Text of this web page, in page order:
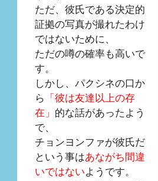
ただ、彼氏である決定的
証拠の写真が撮れたわけ
ではないために、
ただの噂の確率も高いで
す。
しかし、パクシネの口か
ら 「彼は友達以上の存
在」 的な話があったよう
で、
チョンヨンファが彼氏だ
という事はあながち間違
いではないようです。